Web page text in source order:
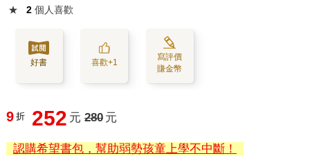
★ 2 個人喜歡
好書 喜歡+1
寫評價
賺金幣
9 折 252 元 280 元
認購希望書包，幫助弱勢孩童上學不中斷！